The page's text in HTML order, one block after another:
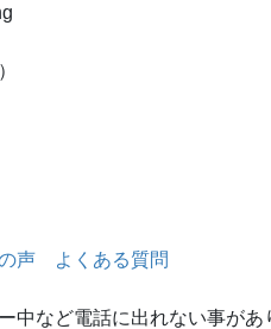
声 よくある質問
など電話に出れない事があ